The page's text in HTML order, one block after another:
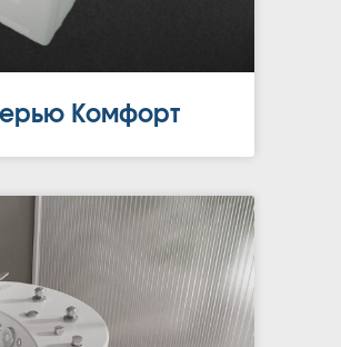
Комфорт